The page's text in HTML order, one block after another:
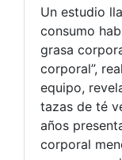
Un estudio
consumo
grasa
corporal”,
equipo,
tazas de té
años
corporal